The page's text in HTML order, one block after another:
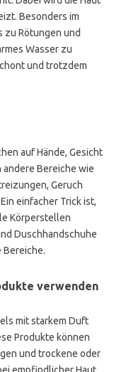
Besonders im
zu Rötungen und
Wasser zu
und trotzdem
auf Hände, Gesicht
Bereiche wie
Geruch
einfacher Trick ist,
Körperstellen
Duschhandschuhe
verwenden
mit starkem Duft
Produkte können
und trockene oder